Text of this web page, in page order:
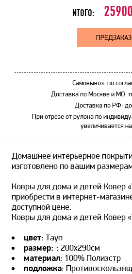
ИТОГО: 25900
ПРЕДЗАКАЗ
Самовывоз: по
Доставка по Москве и МО:
Доставка по РФ:
При отрезе от рулона по
увеличивается
Домашнее интерьерное
изготовлено по вашим
Ковры для дома и детей Ковер
приобрести в интернет-
доступной цене.
Ковры для дома и детей Ковер
цвет: Тауп
размер: : 200х290см
материал: 100% Полиэстр
подложка: